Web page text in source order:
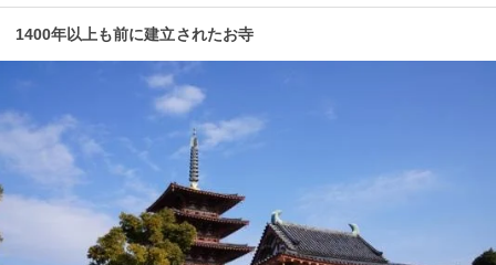
1400年以上も前に建立されたお寺